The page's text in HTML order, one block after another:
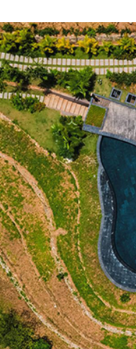
Phụ thu cho trẻ em thứ
sáng
Phụ thu cho trẻ em thứ
Phụ thu cho trẻ em thứ
sáng.
thu (có thể thêm/bớt
Giường phụ: Phụ thu
phụ và ăn sáng.
Ngày Lễ/ tết: Lễ Tết (9-
1.000.000 VNĐ/ căn/
tuần thứ 6,7: Check
kiện đặt & nhận
Giờ nhận phòng: 14h00
Giờ trả phòng: 11h00
Hotline đặt phòng & tư
kiện hoãn/ huỷ
kiện khác:
Một khách hàng được
E-Voucher không có
Không áp dụng đồng